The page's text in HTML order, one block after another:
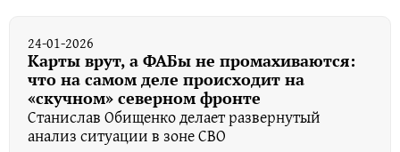
24-01-2026
Карты врут, а ФАБы не промахиваются:
что на самом деле происходит на
«скучном» северном фронте
Станислав Обищенко делает развернутый
анализ ситуации в зоне СВО